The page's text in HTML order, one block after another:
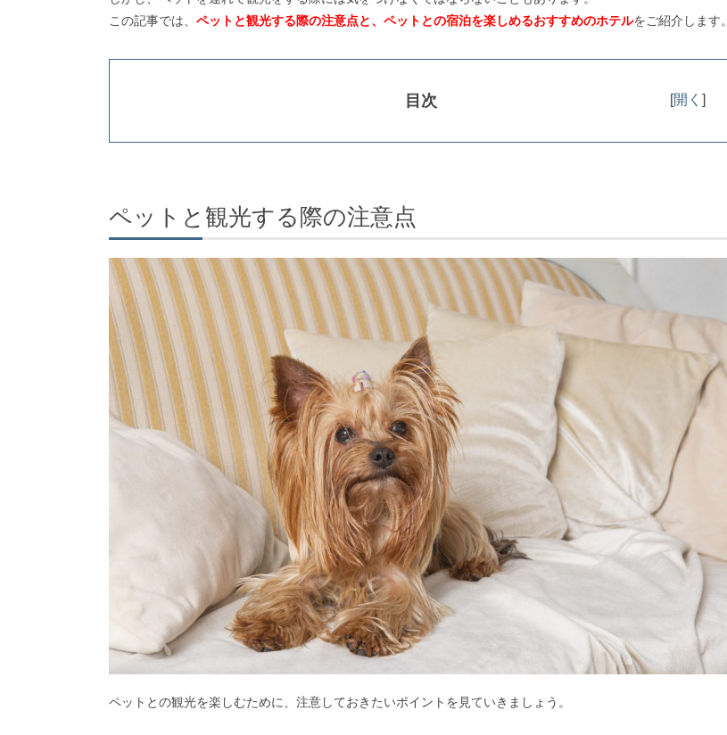
この記事では、 ペットと観光する際の注意点と、ペットとの宿泊を楽しめるおすすめのホテルをご紹介します。
目次 [開く ]
ペットと観光する際の注意点
ペットとの観光を楽しむために、注意しておきたいポイントを見ていきましょう。